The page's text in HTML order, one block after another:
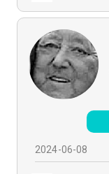
2024-06-08